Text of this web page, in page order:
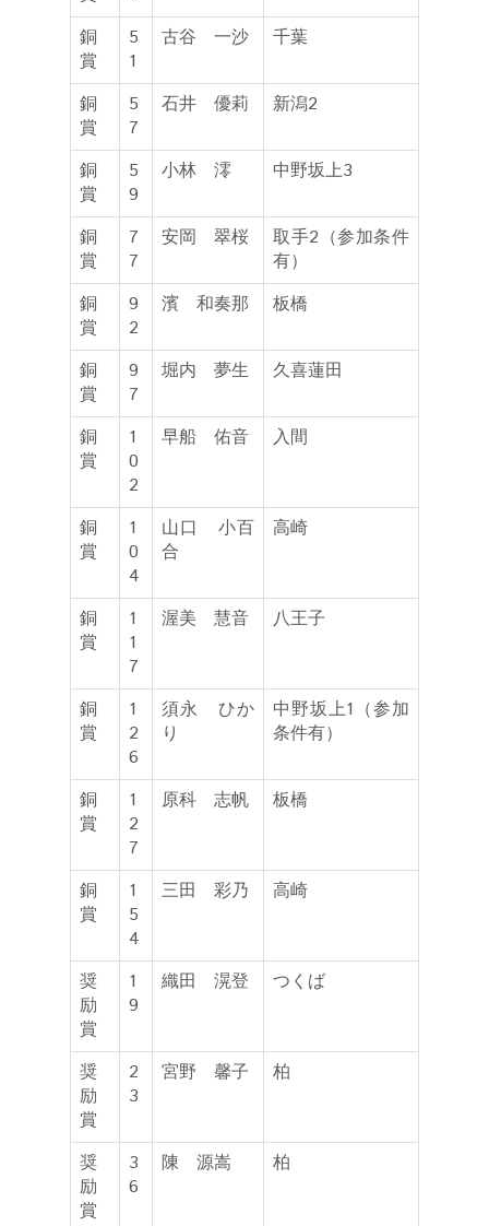
銅
賞
5
1
古谷 一沙 千葉
銅
賞
5
7
石井 優莉 新潟2
銅
賞
5
9
小林 澪 中野坂上3
銅
賞
7
7
安岡 翠桜
取手2（参加条件
有）
銅
賞
9
2
濱 和奏那 板橋
銅
賞
9
7
堀内 夢生 久喜蓮田
銅
賞
1
0
2
早船 佑音 入間
銅
賞
1
0
4
山口 小百
合
高崎
銅
賞
1
1
7
渥美 慧音 八王子
銅
賞
1
2
6
須永 ひか
り
中野坂上1（参加
条件有）
銅
賞
1
2
7
原科 志帆 板橋
銅
賞
1
5
4
三田 彩乃 高崎
奨
励
賞
1
9
織田 滉登 つくば
奨
励
賞
2
3
宮野 馨子 柏
奨
励
賞
3
6
陳 源嵩 柏